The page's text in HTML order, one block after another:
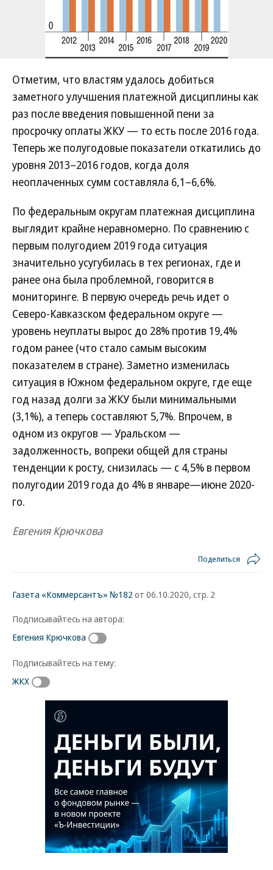
Отметим, что властям удалось добиться
заметного улучшения платежной дисциплины как
раз после введения повышенной пени за
просрочку оплаты ЖКУ — то есть после 2016 года.
Теперь же полугодовые показатели откатились до
уровня 2013–2016 годов, когда доля
неоплаченных сумм составляла 6,1–6,6%.
По федеральным округам платежная дисциплина
выглядит крайне неравномерно. По сравнению с
первым полугодием 2019 года ситуация
значительно усугубилась в тех регионах, где и
ранее она была проблемной, говорится в
мониторинге. В первую очередь речь идет о
Северо-Кавказском федеральном округе —
уровень неуплаты вырос до 28% против 19,4%
годом ранее (что стало самым высоким
показателем в стране). Заметно изменилась
ситуация в Южном федеральном округе, где еще
год назад долги за ЖКУ были минимальными
(3,1%), а теперь составляют 5,7%. Впрочем, в
одном из округов — Уральском —
задолженность, вопреки общей для страны
тенденции к росту, снизилась — с 4,5% в первом
полугодии 2019 года до 4% в январе—июне 2020-
го.
Евгения Крючкова
Поделиться
Газета «Коммерсантъ» №182 от 06.10.2020, стр. 2
Подписывайтесь на автора:
Евгения Крючкова
Подписывайтесь на тему:
ЖКХ